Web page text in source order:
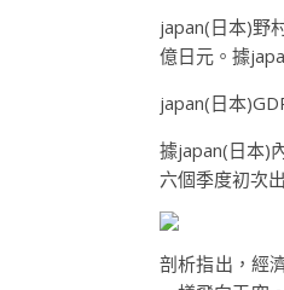
japan(日本)野
億日元。據
japan(日本
據japan(日本)
六個季度初次
剖析指出，經